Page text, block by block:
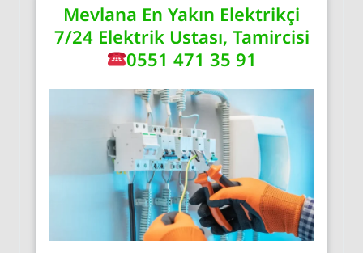
Mevlana En Yakın Elektrikçi
7/24 Elektrik Ustası, Tamircisi
0551 471 35 91